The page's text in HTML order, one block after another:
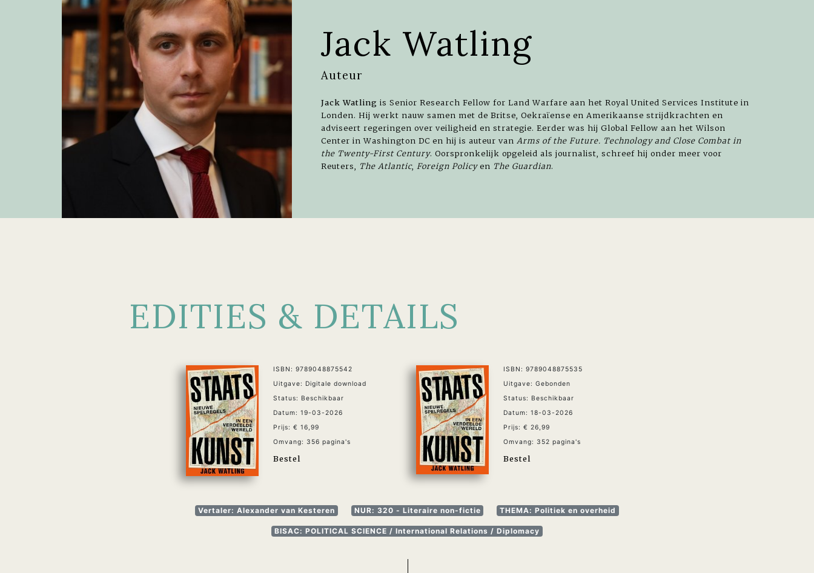
Jack Watling
Auteur
Jack Watling is Senior Research Fellow for Land Warfare aan het Royal United Services Institute in
Londen. Hij werkt nauw samen met de Britse, Oekraïense en Amerikaanse strijdkrachten en
adviseert regeringen over veiligheid en strategie. Eerder was hij Global Fellow aan het Wilson
Center in Washington DC en hij is auteur van Arms of the Future. Technology and Close Combat in
the Twenty-First Century. Oorspronkelijk opgeleid als journalist, schreef hij onder meer voor
Reuters, The Atlantic, Foreign Policyen The Guardian.
EDITIES & DETAILS
ISBN: 9789048875542
Uitgave: Digitale download
Status: Beschikbaar
Datum: 19-03-2026
Prijs: € 16,99
Omvang: 356 pagina's
Bestel
ISBN: 9789048875535
Uitgave: Gebonden
Status: Beschikbaar
Datum: 18-03-2026
Prijs: € 26,99
Omvang: 352 pagina's
Bestel
Vertaler: Alexander van Kesteren NUR: 320 - Literaire non-fictie THEMA: Politiek en overheid
BISAC: POLITICAL SCIENCE / International Relations / Diplomacy